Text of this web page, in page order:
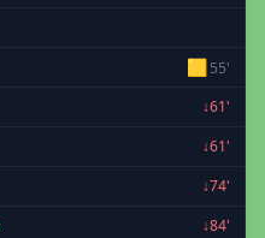
🟨55'
↓61'
↓61'
↓74'
↓84'